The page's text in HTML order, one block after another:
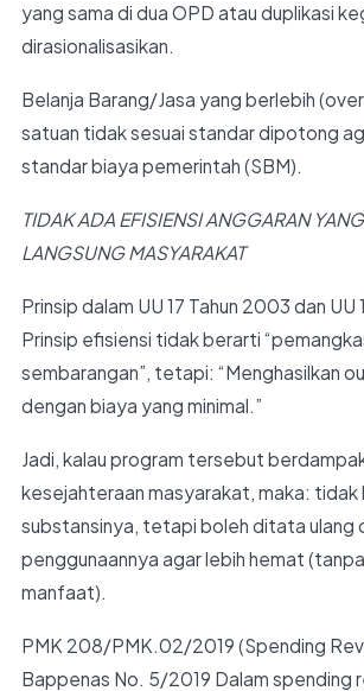
yang sama di dua OPD atau duplikasi
dirasionalisasikan.
Belanja Barang/Jasa yang berlebih
satuan tidak sesuai standar dipotong
standar biaya pemerintah (SBM).
TIDAK ADA EFISIENSI ANGGARAN
LANGSUNG MASYARAKAT
Prinsip dalam UU 17 Tahun 2003 dan UU
Prinsip efisiensi tidak berarti
sembarangan”, tetapi: “Menghasilkan
dengan biaya yang minimal.”
Jadi, kalau program tersebut
kesejahteraan masyarakat, maka: tidak
substansinya, tetapi boleh ditata ulang
penggunaannya agar lebih hemat
manfaat).
PMK 208/PMK.02/2019 (Spending
Bappenas No. 5/2019 Dalam spending